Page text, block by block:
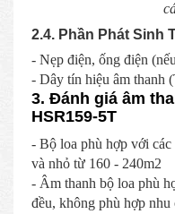
2.4. Phần Phát Sinh
- Nẹp điện, ống điện
- Dây tín hiệu âm thanh
3. Đánh giá âm
HSR159-5T
- Bộ loa phù hợp với
và nhỏ từ 160 - 240m2
- Âm thanh bộ loa phù
đều, không phù hợp nhu